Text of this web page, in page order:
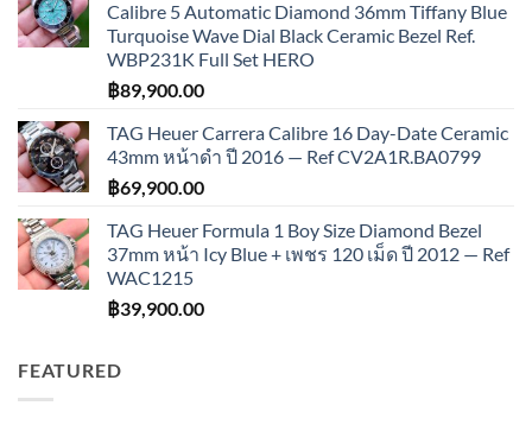
Calibre 5 Automatic Diamond 36mm Tiffany Blue
Turquoise Wave Dial Black Ceramic Bezel Ref.
WBP231K Full Set HERO
฿89,900.00
TAG Heuer Carrera Calibre 16 Day-Date Ceramic
43mm หน้าดำ ปี 2016 — Ref CV2A1R.BA0799
฿69,900.00
TAG Heuer Formula 1 Boy Size Diamond Bezel
37mm หน้า Icy Blue + เพชร 120 เม็ด ปี 2012 — Ref
WAC1215
฿39,900.00
FEATURED